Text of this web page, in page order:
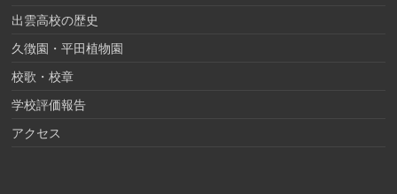
出雲高校の歴史
久徴園・平田植物園
校歌・校章
学校評価報告
アクセス